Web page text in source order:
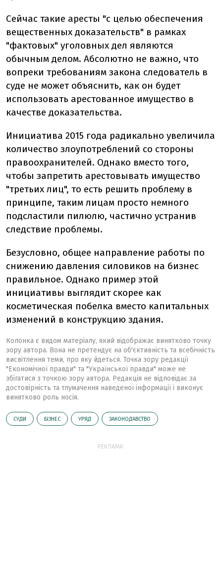
Сейчас такие аресты "с целью обеспечения
вещественных доказательств" в рамках
"фактовых" уголовных дел являются
обычным делом. Абсолютно не важно, что
вопреки требованиям закона следователь в
суде не может объяснить, как он будет
использовать арестованное имущество в
качестве доказательства.
Инициатива 2015 года радикально увеличила
количество злоупотреблений со стороны
правоохранителей. Однако вместо того,
чтобы запретить арестовывать имущество
"третьих лиц", то есть решить проблему в
принципе, таким лицам просто немного
подсластили пилюлю, частично устранив
следствие проблемы.
Безусловно, общее направление работы по
снижению давления силовиков на бизнес
правильное. Однако пример этой
инициативы выглядит скорее как
косметическая побелка вместо капитальных
изменений в конструкцию здания.
Колонка є видом матеріалу, який відображає винятково точку
зору автора. Вона не претендує на об'єктивність та всебічність
висвітлення теми, про яку йдеться. Точка зору редакції
"Економічної правди" та "Української правди" може не
збігатися з точкою зору автора. Редакція не відповідає за
достовірність та тлумачення наведеної інформації і виконує
винятково роль носія.
СУДИ БІЗНЕС УРЯД ЗАКОНОДАВСТВО
РЕКЛАМА: